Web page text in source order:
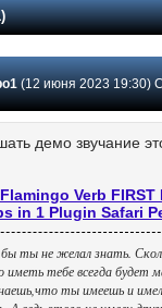
(12 июня 2023 19:30)
демо звучание
Verb FIRST
in 1 Plugin Safari
бы ты не желал знать.
иметь тебе всегда будет
ты имеешь и